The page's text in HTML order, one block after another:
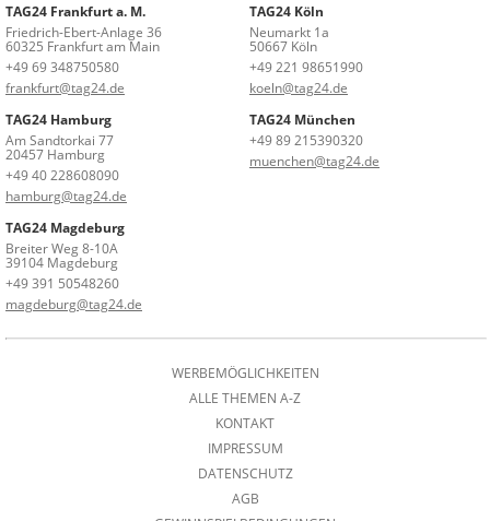
TAG24 Frankfurt a. M.
Friedrich-Ebert-Anlage 36
60325 Frankfurt am Main
+49 69 348750580
frankfurt@tag24.de
TAG24 Köln
Neumarkt 1a
50667 Köln
+49 221 98651990
koeln@tag24.de
TAG24 Hamburg
Am Sandtorkai 77
20457 Hamburg
+49 40 228608090
hamburg@tag24.de
TAG24 München
+49 89 215390320
muenchen@tag24.de
TAG24 Magdeburg
Breiter Weg 8-10A
39104 Magdeburg
+49 391 50548260
magdeburg@tag24.de
WERBEMÖGLICHKEITEN
ALLE THEMEN A-Z
KONTAKT
IMPRESSUM
DATENSCHUTZ
AGB